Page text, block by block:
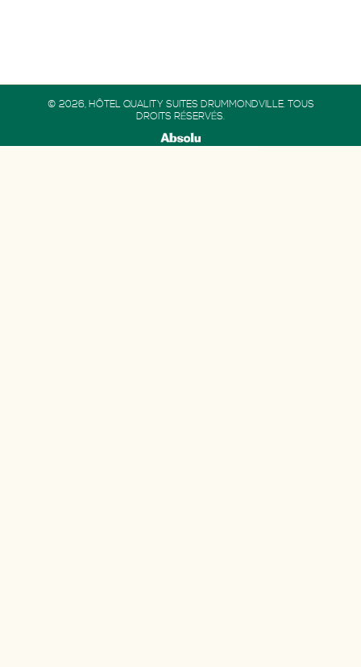
© 2026, HÔTEL QUALITY SUITES DRUMMONDVILLE. TOUS
DROITS RÉSERVÉS.